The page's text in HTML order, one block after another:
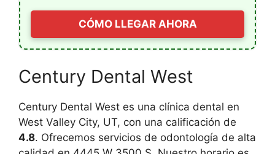
CÓMO LLEGAR AHORA
Century Dental West
Century Dental West es una clínica dental en
West Valley City, UT, con una calificación de
4.8. Ofrecemos servicios de odontología de alta